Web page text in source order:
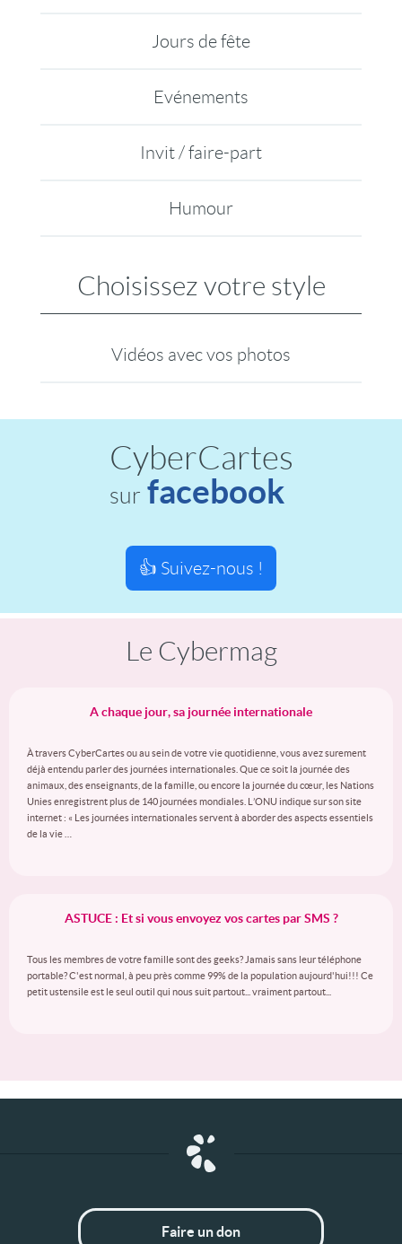
Jours de fête
Evénements
Invit / faire-part
Humour
Choisissez votre style
Vidéos avec vos photos
CyberCartes
sur facebook
👍 Suivez-nous !
Le Cybermag
A chaque jour, sa journée internationale
À travers CyberCartes ou au sein de votre vie quotidienne, vous avez surement
déjà entendu parler des journées internationales. Que ce soit la journée des
animaux, des enseignants, de la famille, ou encore la journée du cœur, les Nations
Unies enregistrent plus de 140 journées mondiales. L’ONU indique sur son site
internet : « Les journées internationales servent à aborder des aspects essentiels
de la vie …
ASTUCE : Et si vous envoyez vos cartes par SMS ?
Tous les membres de votre famille sont des geeks? Jamais sans leur téléphone
portable? C'est normal, à peu près comme 99% de la population aujourd'hui!!! Ce
petit ustensile est le seul outil qui nous suit partout... vraiment partout...
Faire un don